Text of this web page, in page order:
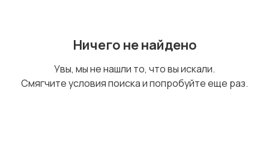
Ничего не найдено
Увы, мы не нашли то, что вы искали.
Смягчите условия поиска и попробуйте еще раз.